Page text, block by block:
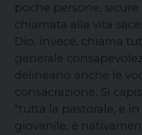
poche persone,
chiamata alla vita
Dio, invece, chiama
generale
delineano anche le
consacrazione. Si
“tutta la pastorale, e
giovanile, è